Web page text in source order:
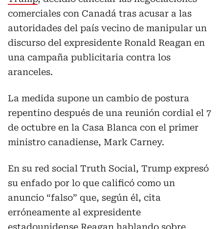
comerciales con Canadá tras acusar a las
autoridades del país vecino de manipular un
discurso del expresidente Ronald Reagan en
una campaña publicitaria contra los
aranceles.
La medida supone un cambio de postura
repentino después de una reunión cordial el 7
de octubre en la Casa Blanca con el primer
ministro canadiense, Mark Carney.
En su red social Truth Social, Trump expresó
su enfado por lo que calificó como un
anuncio “falso” que, según él, cita
erróneamente al expresidente
estadounidense Reagan hablando sobre